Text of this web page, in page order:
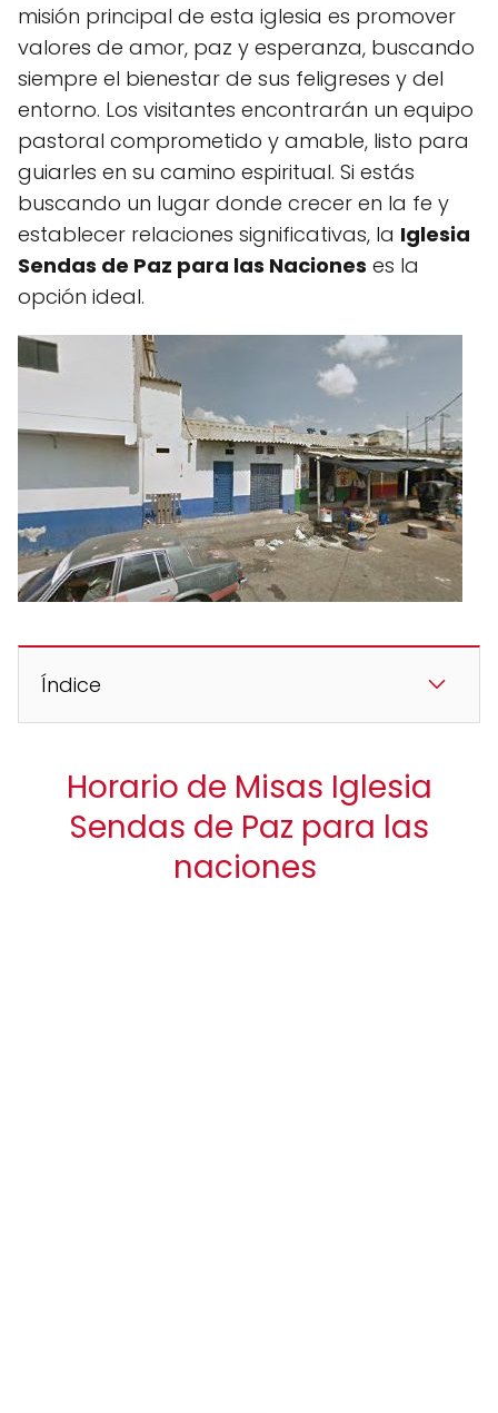
misión principal de esta iglesia es promover
valores de amor, paz y esperanza, buscando
siempre el bienestar de sus feligreses y del
entorno. Los visitantes encontrarán un equipo
pastoral comprometido y amable, listo para
guiarles en su camino espiritual. Si estás
buscando un lugar donde crecer en la fe y
establecer relaciones significativas, la Iglesia
Sendas de Paz para las Naciones es la
opción ideal.
Índice
Horario de Misas Iglesia
Sendas de Paz para las
naciones